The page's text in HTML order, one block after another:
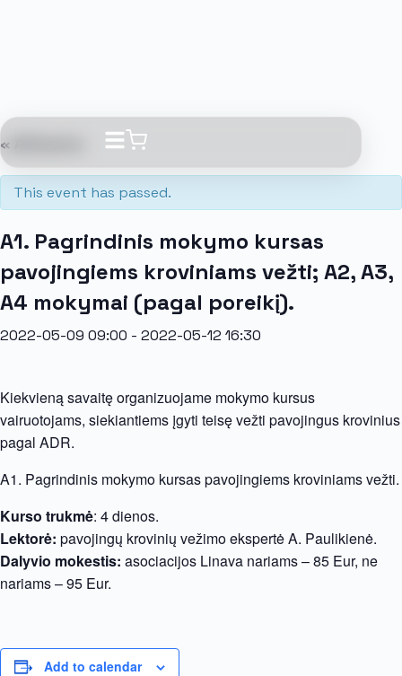
« All Events
This event has passed.
A1. Pagrindinis mokymo kursas
pavojingiems kroviniams vežti; A2, A3,
A4 mokymai (pagal poreikį).
2022-05-09 09:00 - 2022-05-12 16:30
Kiekvieną savaitę organizuojame mokymo kursus
vairuotojams, siekiantiems įgyti teisę vežti pavojingus krovinius
pagal ADR.
A1. Pagrindinis mokymo kursas pavojingiems kroviniams vežti.
Kurso trukmė: 4 dienos.
Lektorė: pavojingų krovinių vežimo ekspertė A. Paulikienė.
Dalyvio mokestis: asociacijos Linava nariams – 85 Eur, ne
nariams – 95 Eur.
Add to calendar